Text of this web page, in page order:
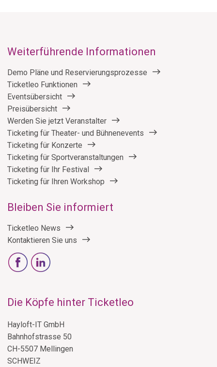
Weiterführende Informationen
Demo Pläne und Reservierungsprozesse
Ticketleo Funktionen
Eventsübersicht
Preisübersicht
Werden Sie jetzt Veranstalter
Ticketing für Theater- und Bühnenevents
Ticketing für Konzerte
Ticketing für Sportveranstaltungen
Ticketing für Ihr Festival
Ticketing für Ihren Workshop
Bleiben Sie informiert
Ticketleo News
Kontaktieren Sie uns
Die Köpfe hinter Ticketleo
Hayloft-IT GmbH
Bahnhofstrasse 50
CH-5507 Mellingen
SCHWEIZ